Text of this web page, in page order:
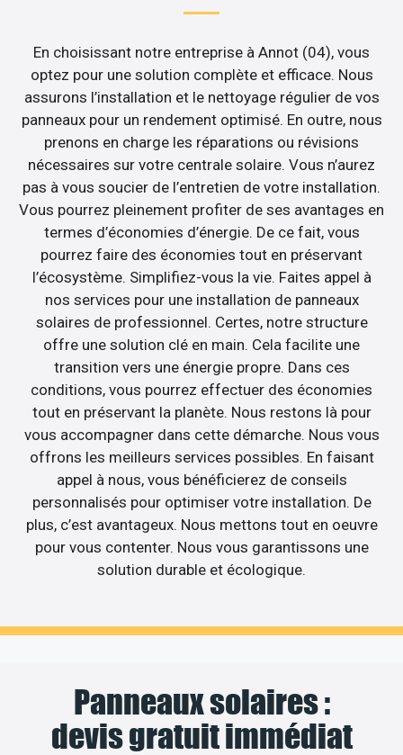
En choisissant notre entreprise à Annot (04), vous
optez pour une solution complète et efficace. Nous
assurons l’installation et le nettoyage régulier de vos
panneaux pour un rendement optimisé. En outre, nous
prenons en charge les réparations ou révisions
nécessaires sur votre centrale solaire. Vous n’aurez
pas à vous soucier de l’entretien de votre installation.
Vous pourrez pleinement profiter de ses avantages en
termes d’économies d’énergie. De ce fait, vous
pourrez faire des économies tout en préservant
l’écosystème. Simplifiez-vous la vie. Faites appel à
nos services pour une installation de panneaux
solaires de professionnel. Certes, notre structure
offre une solution clé en main. Cela facilite une
transition vers une énergie propre. Dans ces
conditions, vous pourrez effectuer des économies
tout en préservant la planète. Nous restons là pour
vous accompagner dans cette démarche. Nous vous
offrons les meilleurs services possibles. En faisant
appel à nous, vous bénéficierez de conseils
personnalisés pour optimiser votre installation. De
plus, c’est avantageux. Nous mettons tout en oeuvre
pour vous contenter. Nous vous garantissons une
solution durable et écologique.
Panneaux solaires :
devis gratuit immédiat